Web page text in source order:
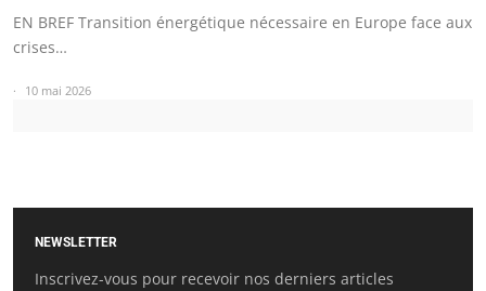
EN BREF Transition énergétique nécessaire en Europe face aux
crises…
10 mai 2026
NEWSLETTER
Inscrivez-vous pour recevoir nos derniers articles